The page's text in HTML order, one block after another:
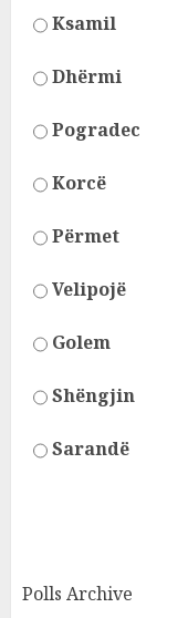
Ksamil
Dhërmi
Pogradec
Korcë
Përmet
Velipojë
Golem
Shëngjin
Sarandë
Polls Archive